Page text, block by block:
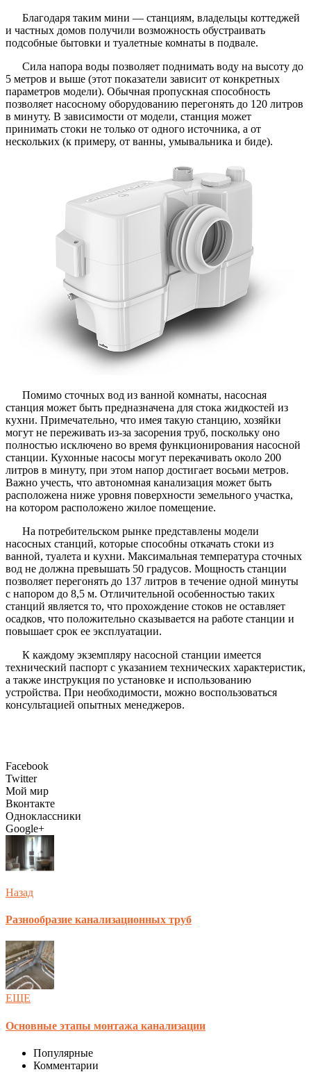
Благодаря таким мини — станциям, владельцы коттеджей
и частных домов получили возможность обустраивать
подсобные бытовки и туалетные комнаты в подвале.
Сила напора воды позволяет поднимать воду на высоту до
5 метров и выше (этот показатели зависит от конкретных
параметров модели). Обычная пропускная способность
позволяет насосному оборудованию перегонять до 120 литров
в минуту. В зависимости от модели, станция может
принимать стоки не только от одного источника, а от
нескольких (к примеру, от ванны, умывальника и биде).
Помимо сточных вод из ванной комнаты, насосная
станция может быть предназначена для стока жидкостей из
кухни. Примечательно, что имея такую станцию, хозяйки
могут не переживать из-за засорения труб, поскольку оно
полностью исключено во время функционирования насосной
станции. Кухонные насосы могут перекачивать около 200
литров в минуту, при этом напор достигает восьми метров.
Важно учесть, что автономная канализация может быть
расположена ниже уровня поверхности земельного участка,
на котором расположено жилое помещение.
На потребительском рынке представлены модели
насосных станций, которые способны откачать стоки из
ванной, туалета и кухни. Максимальная температура сточных
вод не должна превышать 50 градусов. Мощность станции
позволяет перегонять до 137 литров в течение одной минуты
с напором до 8,5 м. Отличительной особенностью таких
станций является то, что прохождение стоков не оставляет
осадков, что положительно сказывается на работе станции и
повышает срок ее эксплуатации.
К каждому экземпляру насосной станции имеется
технический паспорт с указанием технических характеристик,
а также инструкция по установке и использованию
устройства. При необходимости, можно воспользоваться
консультацией опытных менеджеров.
Facebook
Twitter
Мой мир
Вконтакте
Одноклассники
Google+
Назад
Разнообразие канализационных труб
ЕЩЕ
Основные этапы монтажа канализации
Популярные
Комментарии